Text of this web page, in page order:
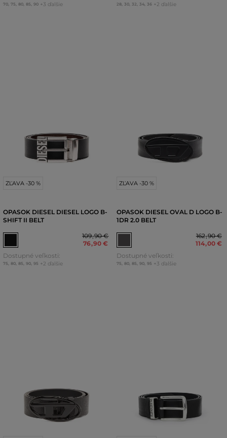
70, 75, 80, 85, 90 +3 ďalšie 28, 30, 32, 34, 36 +2 ďalšie
ZĽAVA -30 %
OPASOK DIESEL DIESEL LOGO B-
SHIFT II BELT
109,90 €
76,90 €
Dostupné veľkosti:
75, 80, 85, 90, 95 +2 ďalšie
ZĽAVA -30 %
OPASOK DIESEL OVAL D LOGO B-
1DR 2.0 BELT
162,90 €
114,00 €
Dostupné veľkosti:
75, 80, 85, 90, 95 +3 ďalšie